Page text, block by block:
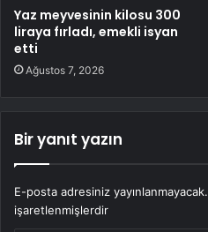
Yaz meyvesinin kilosu 300
liraya fırladı, emekli isyan
etti
Ağustos 7, 2026
Bir yanıt yazın
E-posta adresiniz yayınlanmayacak.
işaretlenmişlerdir